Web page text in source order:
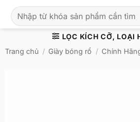
kiếm:
LỌC KÍCH CỠ, LOẠI
Trang chủ / Giày bóng rổ / Chính